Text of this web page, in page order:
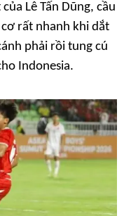
Lê Tấn Dũng, cầu
rất nhanh khi dắt
phải rồi tung cú
Indonesia.